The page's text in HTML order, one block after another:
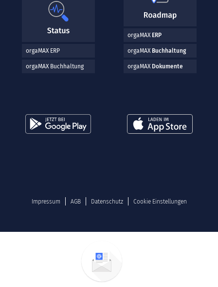
orgaMAX ERP
orgaMAX Buchhaltung
orgaMAX ERP
orgaMAX Buchhaltung
orgaMAX Dokumente
Impressum AGB Datenschutz Cookie Einstellungen